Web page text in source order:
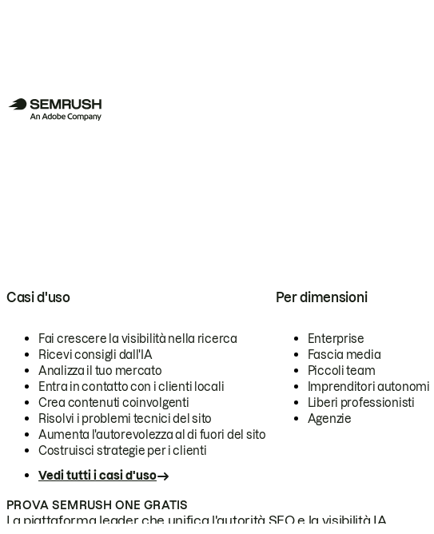
Casi d'uso
Fai crescere la visibilità nella ricerca
Ricevi consigli dall'IA
Analizza il tuo mercato
Entra in contatto con i clienti locali
Crea contenuti coinvolgenti
Risolvi i problemi tecnici del sito
Aumenta l'autorevolezza al di fuori del sito
Costruisci strategie per i clienti
Vedi tutti i casi d'uso
Per dimensioni
Enterprise
Fascia media
Piccoli team
Imprenditori autonomi
Liberi professionisti
Agenzie
PROVA SEMRUSH ONE GRATIS
La piattaforma leader che unifica l'autorità SEO e la visibilità IA.